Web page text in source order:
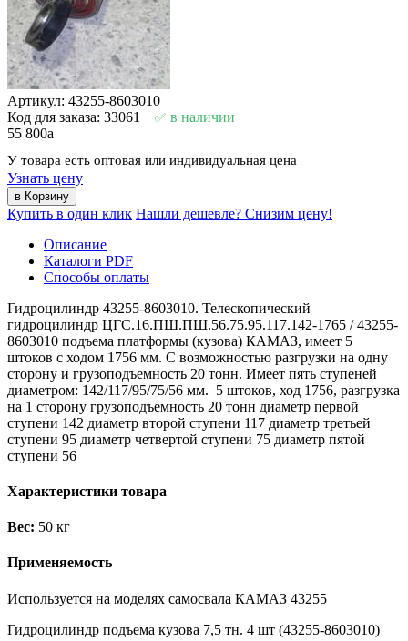
Артикул: 43255-8603010
Код для заказа: 33061
в наличии
55 800a
У товара есть оптовая или индивидуальная цена
Узнать цену
Купить в один клик Нашли дешевле? Снизим цену!
Описание
Каталоги PDF
Способы оплаты
Гидроцилиндр 43255-8603010. Телескопический
гидроцилиндр ЦГС.16.ПШ.ПШ.56.75.95.117.142-1765 / 43255-
8603010 подъема платформы (кузова) КАМАЗ, имеет 5
штоков с ходом 1756 мм. С возможностью разгрузки на одну
сторону и грузоподъемность 20 тонн. Имеет пять ступеней
диаметром: 142/117/95/75/56 мм. 5 штоков, ход 1756, разгрузка
на 1 сторону грузоподъемность 20 тонн диаметр первой
ступени 142 диаметр второй ступени 117 диаметр третьей
ступени 95 диаметр четвертой ступени 75 диаметр пятой
ступени 56
Характеристики товара
Вес: 50 кг
Применяемость
Используется на моделях самосвала КАМАЗ 43255
Гидроцилиндр подъема кузова 7,5 тн. 4 шт (43255-8603010)